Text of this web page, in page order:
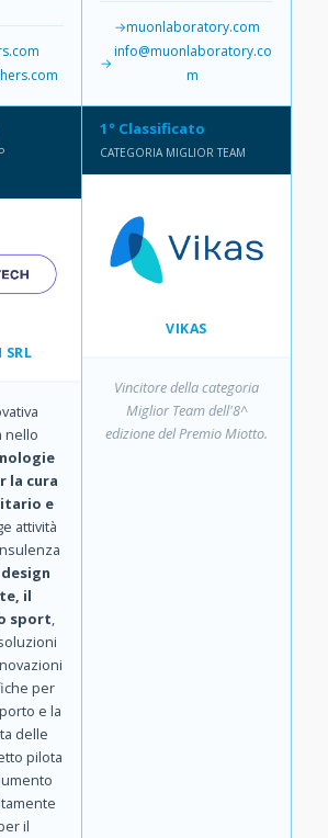
muonlaboratory.com
info@muonlaboratory.co
m
SRL
nello
la cura
e
attività
design
il
sport,
per
e la
delle
pilota
il
1° Classificato
CATEGORIA MIGLIOR TEAM
VIKAS
Vincitore della categoria
Miglior Team dell'8^
edizione del Premio Miotto.